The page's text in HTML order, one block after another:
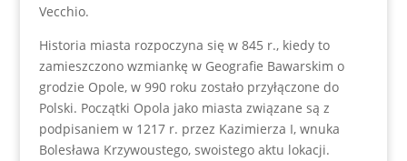
Vecchio.
Historia miasta rozpoczyna się w 845 r., kiedy to
zamieszczono wzmiankę w Geografie Bawarskim o
grodzie Opole, w 990 roku zostało przyłączone do
Polski. Początki Opola jako miasta związane są z
podpisaniem w 1217 r. przez Kazimierza I, wnuka
Bolesława Krzywoustego, swoistego aktu lokacji.